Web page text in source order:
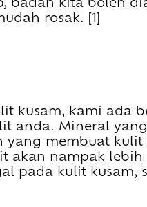
rosak. [1]
kusam, kami ada
anda. Mineral
yang membuat
akan nampak lebih
pada kulit kusam,